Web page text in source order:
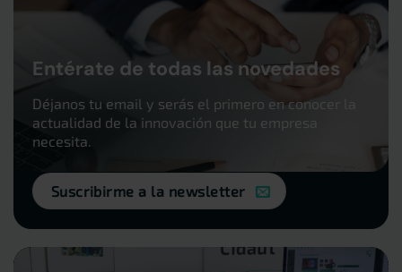
Entérate de todas las novedades
Déjanos tu email y serás el primero en conocer la
actualidad de la innovación que tu empresa
necesita.
Suscribirme a la newsletter